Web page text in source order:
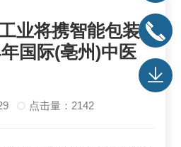
业将携智能包装
国际(亳州)中医
点击量：2142